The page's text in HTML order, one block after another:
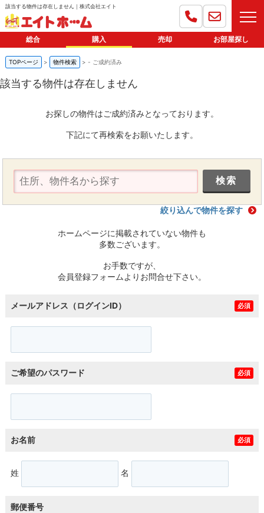
該当する物件は存在しません｜株式会社エイト
総合 購入 売却 お部屋探し
TOPページ 物件検索 - ご成約済み
該当する物件は存在しません
お探しの物件はご成約済みとなっております。
下記にて再検索をお願いたします。
絞り込んで物件を探す
ホームページに掲載されていない物件も
多数ございます。
お手数ですが、
会員登録フォームよりお問合せ下さい。
メールアドレス（ログインID） 必須
ご希望のパスワード 必須
お名前 必須
姓 名
郵便番号